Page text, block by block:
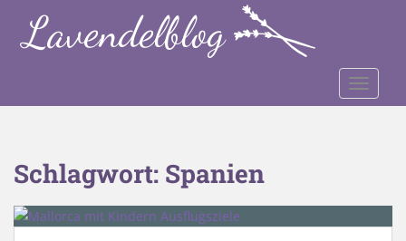
Schlagwort: Spanien